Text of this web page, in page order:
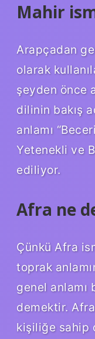
Mahir
Arapçadan
olarak
şeyden önce
dilinin bakış
anlamı
Yetenekli ve
ediliyor.
Afra ne
Çünkü Afra
toprak
genel anlamı
demektir.
kişiliğe sahip